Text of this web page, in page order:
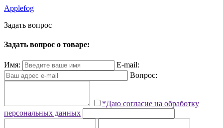
Applefog
Задать вопрос
Задать вопрос о товаре:
Имя:
E-mail:
Вопрос:
*Даю согласие на обработку
персональных данных